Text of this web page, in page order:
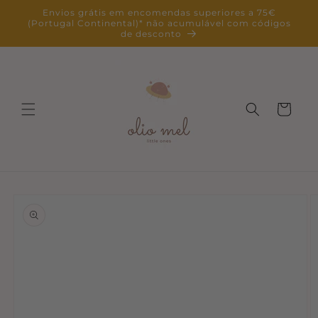
para o
conteúdo
Envios grátis em encomendas superiores a 75€
(Portugal Continental)* não acumulável com códigos
de desconto
Carrinho
informação